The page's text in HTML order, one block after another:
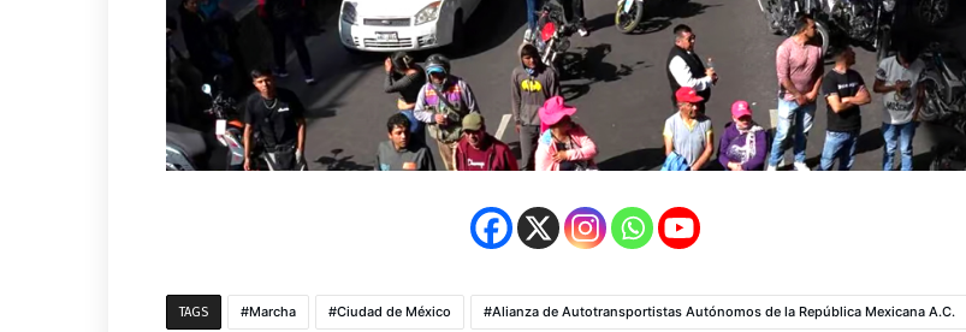
TAGS Marcha Ciudad de México Alianza de Autotransportistas Autónomos de la República Mexicana A.C.